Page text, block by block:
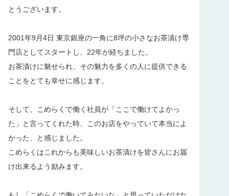
とうございます。
2001年9月4日 東京銀座の一角に8坪の小さなお茶漬け専
門店としてスタートし、22年が経ちました。
お茶漬けに魅せられ、その魅力を多くの人に提供できる
ことをとても幸せに感じます。
そして、こめらくで働く社員が「ここで働けてよかっ
た」と言ってくれた時、このお店をやっていて本当によ
かった、と感じました。
こめらくはこれからも美味しいお茶漬けを皆さんにお届
け出来るよう励みます。